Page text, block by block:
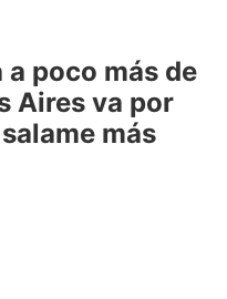
poco más de
Aires va por
más